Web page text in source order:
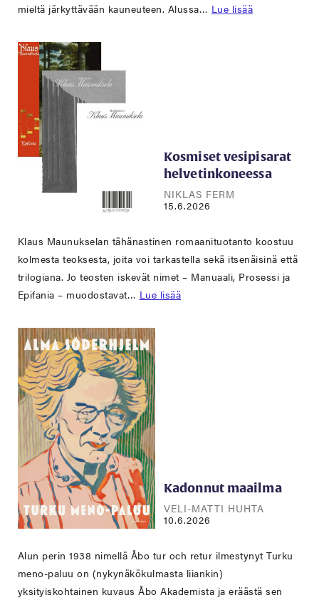
mieltä järkyttävään kauneuteen. Alussa… Lue lisää
Kosmiset vesipisarat
helvetinkoneessa
NIKLAS FERM
15.6.2026
Klaus Maunukselan tähänastinen romaanituotanto koostuu
kolmesta teoksesta, joita voi tarkastella sekä itsenäisinä että
trilogiana. Jo teosten iskevät nimet – Manuaali, Prosessi ja
Epifania – muodostavat… Lue lisää
Kadonnut maailma
VELI-MATTI HUHTA
10.6.2026
Alun perin 1938 nimellä Åbo tur och retur ilmestynyt Turku
meno-paluu on (nykynäkökulmasta liiankin)
yksityiskohtainen kuvaus Åbo Akademista ja eräästä sen